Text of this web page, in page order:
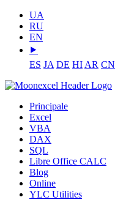
UA
RU
EN
⯈
ES JA DE HI AR CN
Principale
Excel
VBA
DAX
SQL
Libre Office CALC
Blog
Online
YLC Utilities